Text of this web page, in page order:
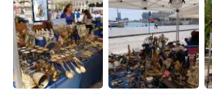
العربية Français
Deutsch 日本語
한국어 Русский